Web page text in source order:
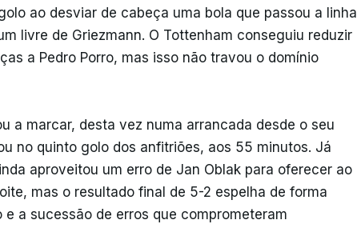
ao desviar de cabeça uma bola que passou a linha
livre de Griezmann. O Tottenham conseguiu reduzir
a Pedro Porro, mas isso não travou o domínio
a marcar, desta vez numa arrancada desde o seu
no quinto golo dos anfitriões, aos 55 minutos. Já
aproveitou um erro de Jan Oblak para oferecer ao
mas o resultado final de 5-2 espelha de forma
a sucessão de erros que comprometeram